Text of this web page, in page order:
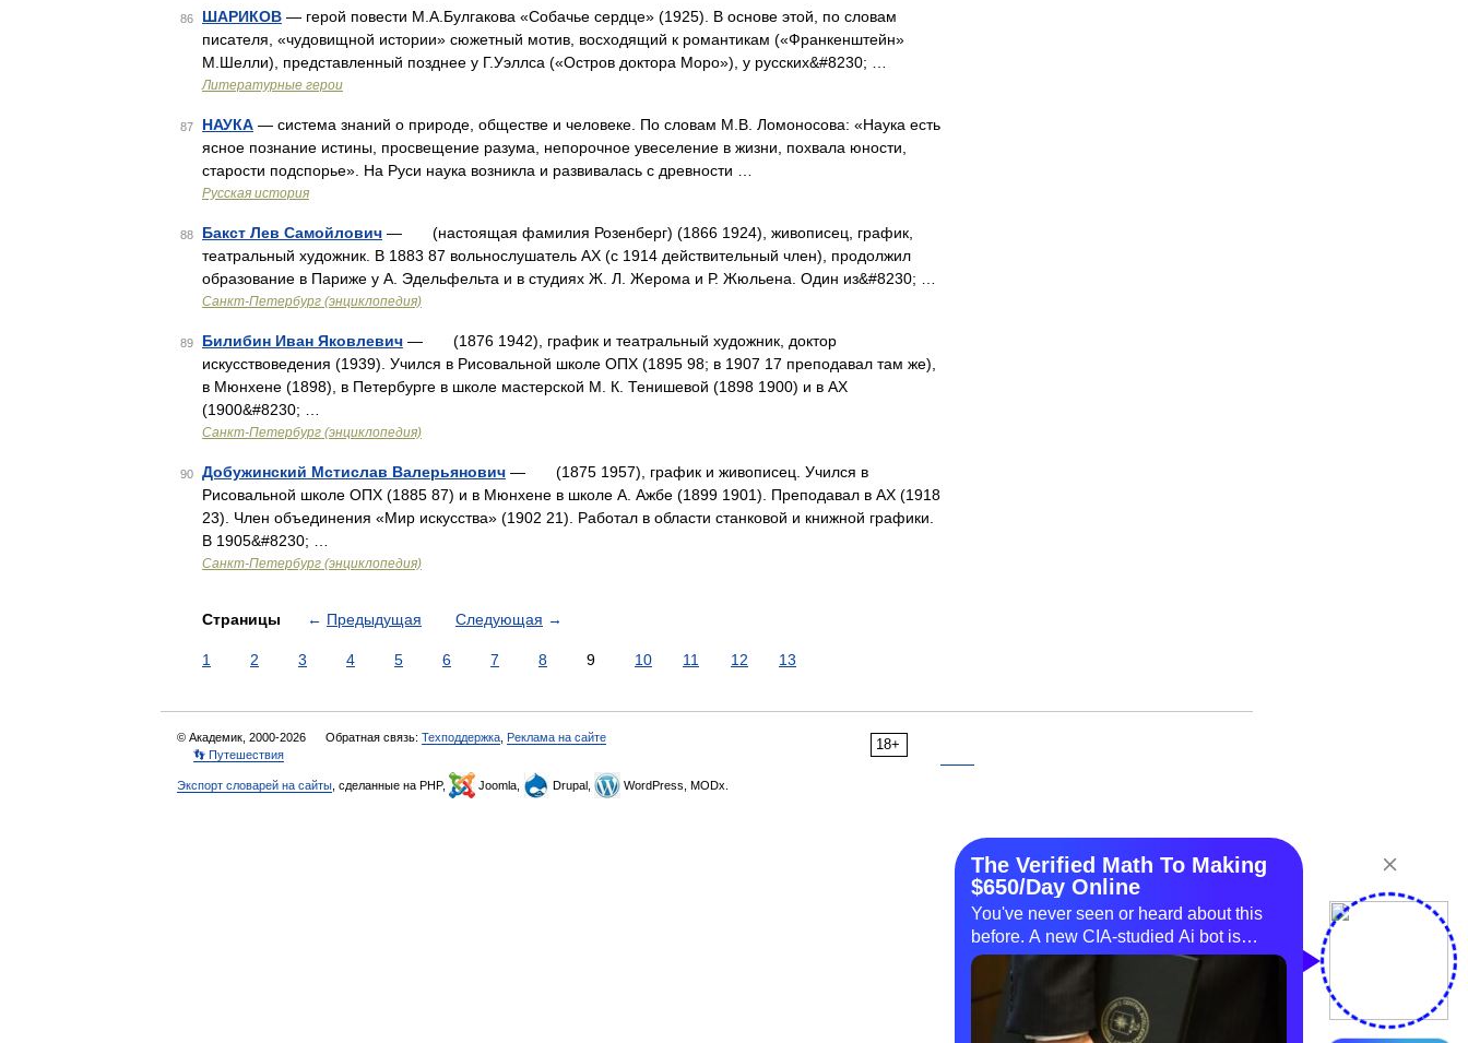
86 ШАРИКОВ — герой повести М.А.Булгакова «Собачье сердце» (1925). В основе этой, по словам
писателя, «чудовищной истории» сюжетный мотив, восходящий к романтикам («Франкенштейн»
М.Шелли), представленный позднее у Г.Уэллса («Остров доктора Моро»), у русских&#8230; …
Литературные герои
87 НАУКА — система знаний о природе, обществе и человеке. По словам М.В. Ломоносова: «Наука есть
ясное познание истины, просвещение разума, непорочное увеселение в жизни, похвала юности,
старости подспорье». На Руси наука возникла и развивалась с древности …
Русская история
88 Бакст Лев Самойлович — (настоящая фамилия Розенберг) (1866 1924), живописец, график,
театральный художник. В 1883 87 вольнослушатель АХ (с 1914 действительный член), продолжил
образование в Париже у А. Эдельфельта и в студиях Ж. Л. Жерома и Р. Жюльена. Один из&#8230; …
Санкт-Петербург (энциклопедия)
89 Билибин Иван Яковлевич — (1876 1942), график и театральный художник, доктор
искусствоведения (1939). Учился в Рисовальной школе ОПХ (1895 98; в 1907 17 преподавал там же),
в Мюнхене (1898), в Петербурге в школе мастерской М. К. Тенишевой (1898 1900) и в АХ
(1900&#8230; …
Санкт-Петербург (энциклопедия)
90 Добужинский Мстислав Валерьянович — (1875 1957), график и живописец. Учился в
Рисовальной школе ОПХ (1885 87) и в Мюнхене в школе А. Ажбе (1899 1901). Преподавал в АХ (1918
23). Член объединения «Мир искусства» (1902 21). Работал в области станковой и книжной графики.
В 1905&#8230; …
Санкт-Петербург (энциклопедия)
Страницы ← Предыдущая Следующая →
1 2 3 4 5 6 7 8 9 10 11 12 13
18+
© Академик, 2000-2026 Обратная связь: Техподдержка Реклама на сайте
👣 Путешествия
Экспорт словарей на сайты , сделанные на PHP, Joomla, Drupal, WordPress, MODx.